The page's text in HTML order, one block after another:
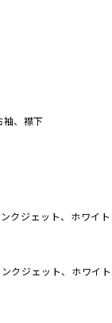
袖、襟下
クジェット、ホワイト
クジェット、ホワイト